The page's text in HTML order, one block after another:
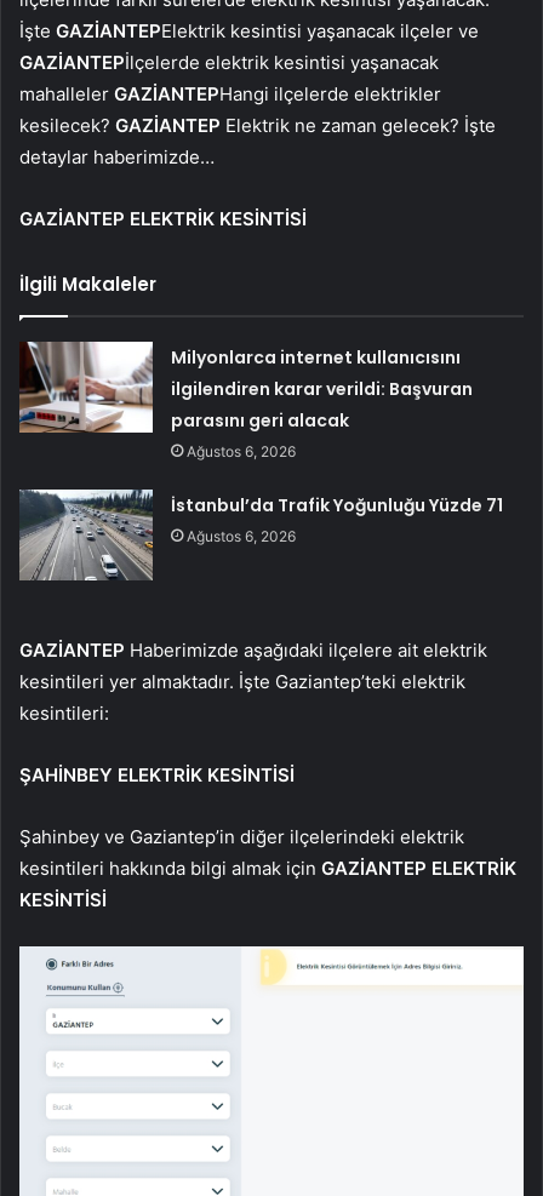
İşte GAZİANTEPElektrik kesintisi yaşanacak ilçeler ve
GAZİANTEPİlçelerde elektrik kesintisi yaşanacak
mahalleler GAZİANTEPHangi ilçelerde elektrikler
kesilecek? GAZİANTEP Elektrik ne zaman gelecek? İşte
detaylar haberimizde…
GAZİANTEP ELEKTRİK KESİNTİSİ
İlgili Makaleler
Milyonlarca internet kullanıcısını
ilgilendiren karar verildi: Başvuran
parasını geri alacak
Ağustos 6, 2026
İstanbul’da Trafik Yoğunluğu Yüzde 71
Ağustos 6, 2026
GAZİANTEP Haberimizde aşağıdaki ilçelere ait elektrik
kesintileri yer almaktadır. İşte Gaziantep’teki elektrik
kesintileri:
ŞAHİNBEY ELEKTRİK KESİNTİSİ
Şahinbey ve Gaziantep’in diğer ilçelerindeki elektrik
kesintileri hakkında bilgi almak için GAZİANTEP ELEKTRİK
KESİNTİSİ